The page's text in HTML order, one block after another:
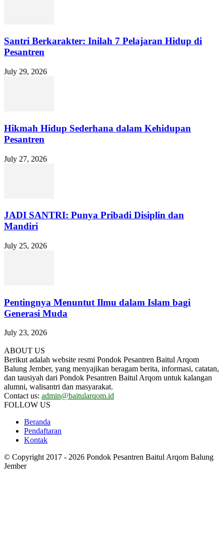
Santri Berkarakter: Inilah 7 Pelajaran Hidup di
Pesantren
July 29, 2026
Hikmah Hidup Sederhana dalam Kehidupan
Pesantren
July 27, 2026
JADI SANTRI: Punya Pribadi Disiplin dan
Mandiri
July 25, 2026
Pentingnya Menuntut Ilmu dalam Islam bagi
Generasi Muda
July 23, 2026
ABOUT US
Berikut adalah website resmi Pondok Pesantren Baitul Arqom
Balung Jember, yang menyajikan beragam berita, informasi, catatan,
dan tausiyah dari Pondok Pesantren Baitul Arqom untuk kalangan
alumni, walisantri dan masyarakat.
Contact us: admin@baitularqom.id
FOLLOW US
Beranda
Pendaftaran
Kontak
© Copyright 2017 - 2026 Pondok Pesantren Baitul Arqom Balung
Jember